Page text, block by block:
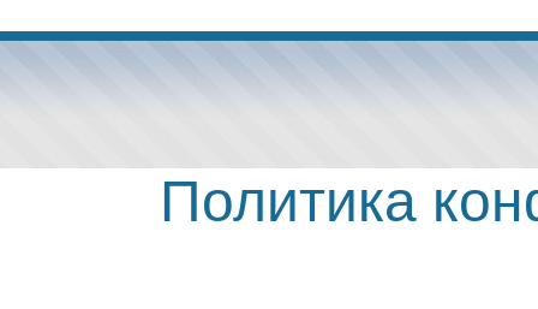
Политика